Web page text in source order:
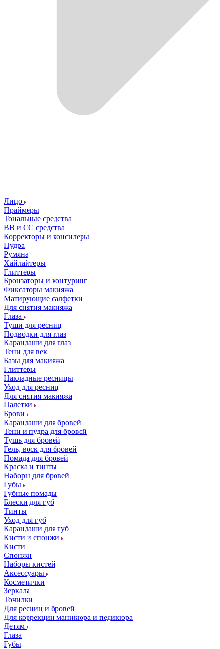
Лицо
Праймеры
Тональные средства
ВВ и СС средства
Корректоры и консилеры
Пудра
Румяна
Хайлайтеры
Глиттеры
Бронзаторы и контуринг
Фиксаторы макияжа
Матирующие салфетки
Для снятия макияжа
Глаза
Туши для ресниц
Подводки для глаз
Карандаши для глаз
Тени для век
Базы для макияжа
Глиттеры
Накладные ресницы
Уход для ресниц
Для снятия макияжа
Палетки
Брови
Карандаши для бровей
Тени и пудра для бровей
Тушь для бровей
Гель, воск для бровей
Помада для бровей
Краска и тинты
Наборы для бровей
Губы
Губные помады
Блески для губ
Тинты
Уход для губ
Карандаши для губ
Кисти и спонжи
Кисти
Спонжи
Наборы кистей
Аксессуары
Косметички
Зеркала
Точилки
Для ресниц и бровей
Для коррекции маникюра и педикюра
Детям
Глаза
Губы